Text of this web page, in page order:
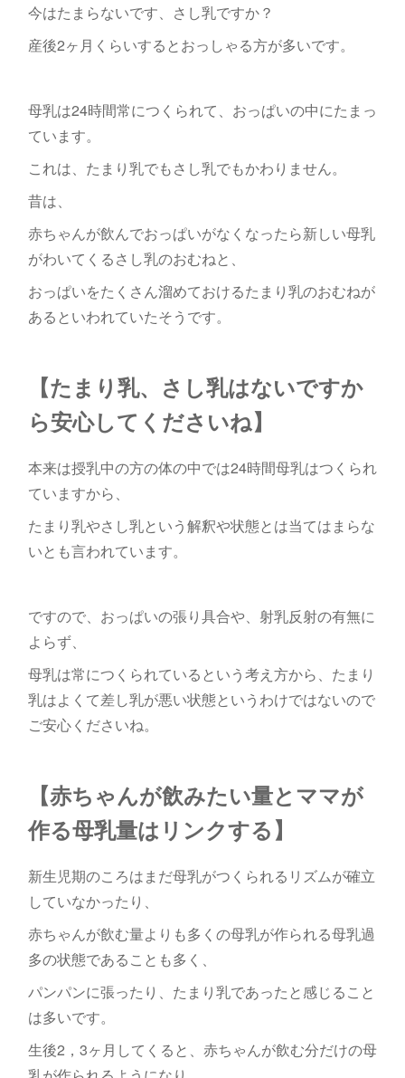
今はたまらないです、さし乳ですか？
産後2ヶ月くらいするとおっしゃる方が多いです。
母乳は24時間常につくられて、おっぱいの中にたまっ
ています。
これは、たまり乳でもさし乳でもかわりません。
昔は、
赤ちゃんが飲んでおっぱいがなくなったら新しい母乳
がわいてくるさし乳のおむねと、
おっぱいをたくさん溜めておけるたまり乳のおむねが
あるといわれていたそうです。
【たまり乳、さし乳はないですか
ら安心してくださいね】
本来は授乳中の方の体の中では24時間母乳はつくられ
ていますから、
たまり乳やさし乳という解釈や状態とは当てはまらな
いとも言われています。
ですので、おっぱいの張り具合や、射乳反射の有無に
よらず、
母乳は常につくられているという考え方から、たまり
乳はよくて差し乳が悪い状態というわけではないので
ご安心くださいね。
【赤ちゃんが飲みたい量とママが
作る母乳量はリンクする】
新生児期のころはまだ母乳がつくられるリズムが確立
していなかったり、
赤ちゃんが飲む量よりも多くの母乳が作られる母乳過
多の状態であることも多く、
パンパンに張ったり、たまり乳であったと感じること
は多いです。
生後2，3ヶ月してくると、赤ちゃんが飲む分だけの母